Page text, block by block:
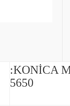
:KONİCA
5650